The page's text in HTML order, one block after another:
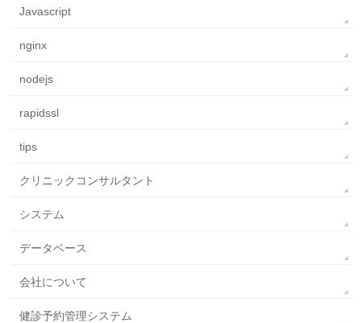
Javascript
nginx
nodejs
rapidssl
tips
クリニックコンサルタント
システム
データベース
会社について
健診予約管理システム